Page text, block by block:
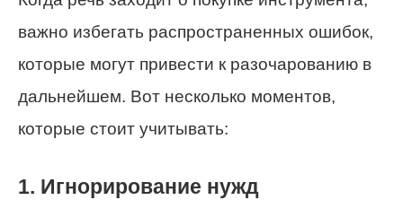
важно избегать распространенных ошибок,
которые могут привести к разочарованию в
дальнейшем. Вот несколько моментов,
которые стоит учитывать:
1. Игнорирование нужд